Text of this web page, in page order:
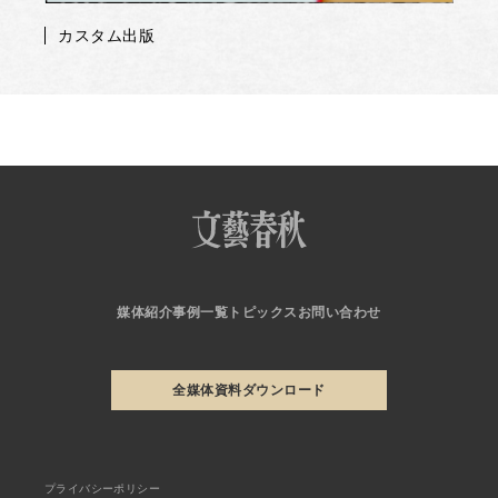
カスタム出版
媒体紹介事例一覧 トピックス お問い合わせ
全媒体資料ダウンロード
プライバシーポリシー